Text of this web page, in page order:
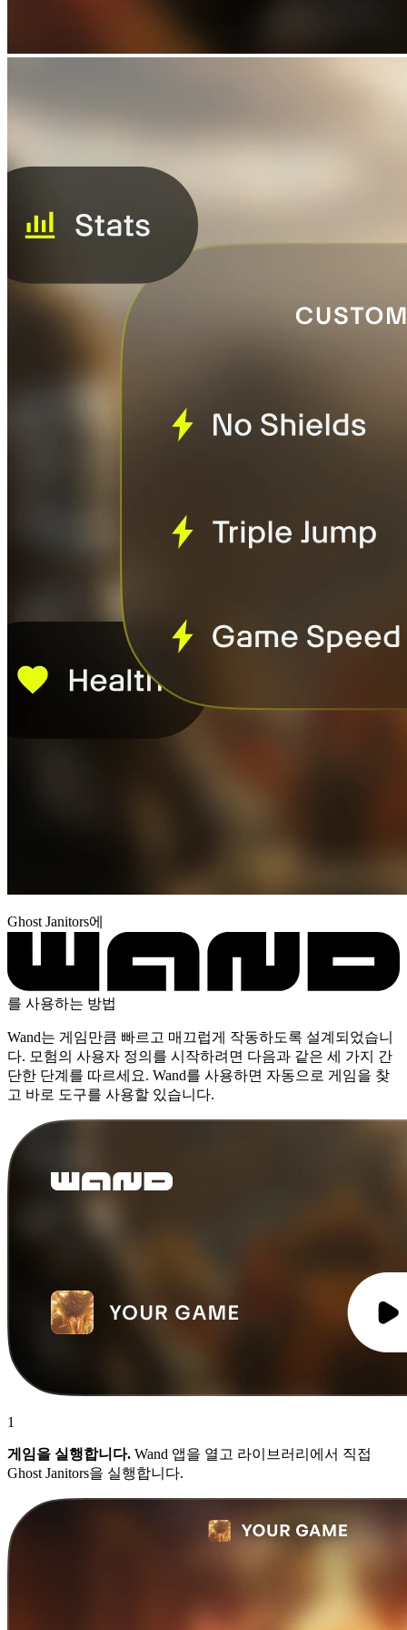
Ghost Janitors에
를 사용하는 방법
Wand는 게임만큼 빠르고 매끄럽게 작동하도록 설계되었습니
다. 모험의 사용자 정의를 시작하려면 다음과 같은 세 가지 간
단한 단계를 따르세요. Wand를 사용하면 자동으로 게임을 찾
고 바로 도구를 사용할 있습니다.
1
게임을 실행합니다. Wand 앱을 열고 라이브러리에서 직접
Ghost Janitors을 실행합니다.